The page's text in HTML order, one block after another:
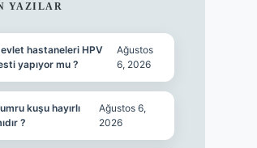
YAZILAR
hastaneleri HPV
yapıyor mu ?
Ağustos
6, 2026
kuşu hayırlı
?
Ağustos 6,
2026